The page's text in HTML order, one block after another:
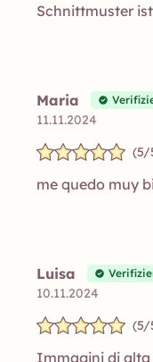
Schnittmuster
Maria
11.11.2024
(5/
me quedo muy
Luisa
10.11.2024
(5/
Immagini di alta